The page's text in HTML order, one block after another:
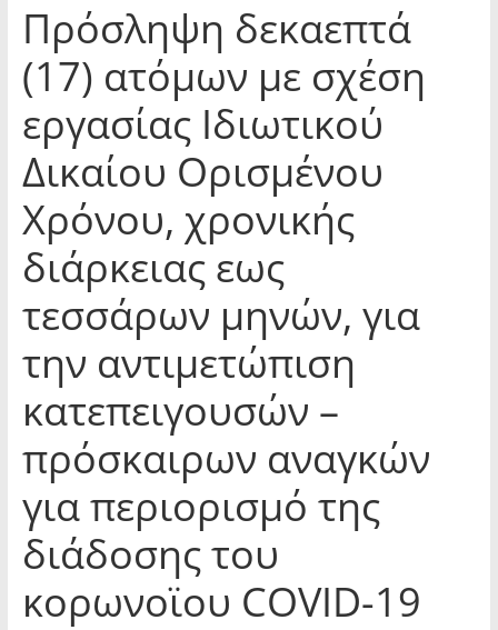
Πρόσληψη δεκαεπτά
(17) ατόμων με σχέση
εργασίας Ιδιωτικού
Δικαίου Ορισμένου
Χρόνου, χρονικής
διάρκειας εως
τεσσάρων μηνών, για
την αντιμετώπιση
κατεπειγουσών –
πρόσκαιρων αναγκών
για περιορισμό της
διάδοσης του
κορωνοϊου COVID-19